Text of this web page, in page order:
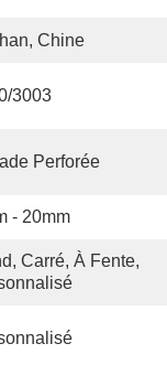
Chine
3003
Perforée
- 20mm
Carré, À Fente,